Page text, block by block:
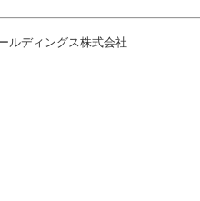
ルディングス株式会社